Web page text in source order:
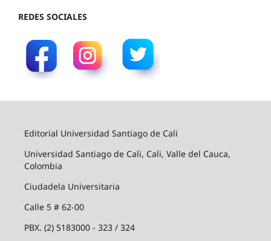
REDES SOCIALES
Editorial Universidad Santiago de Cali
Universidad Santiago de Cali, Cali, Valle del Cauca,
Colombia
Ciudadela Universitaria
Calle 5 # 62-00
PBX. (2) 5183000 - 323 / 324